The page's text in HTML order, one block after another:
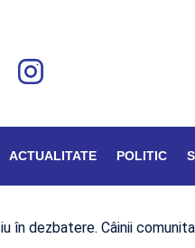
ACTUALITATE POLITIC
în dezbatere. Câinii